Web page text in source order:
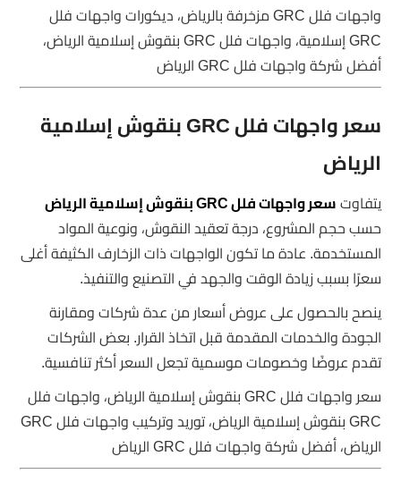
واجهات فلل GRC مزخرفة بالرياض، ديكورات واجهات فلل
GRC إسلامية، واجهات فلل GRC بنقوش إسلامية الرياض،
أفضل شركة واجهات فلل GRC الرياض
سعر واجهات فلل GRC بنقوش إسلامية
الرياض
يتفاوتسعر واجهات فلل GRC بنقوش إسلامية الرياض
حسب حجم المشروع، درجة تعقيد النقوش، ونوعية المواد
المستخدمة. عادة ما تكون الواجهات ذات الزخارف الكثيفة أغلى
سعرًا بسبب زيادة الوقت والجهد في التصنيع والتنفيذ.
ينصح بالحصول على عروض أسعار من عدة شركات ومقارنة
الجودة والخدمات المقدمة قبل اتخاذ القرار. بعض الشركات
تقدم عروضًا وخصومات موسمية تجعل السعر أكثر تنافسية.
سعر واجهات فلل GRC بنقوش إسلامية الرياض، واجهات فلل
GRC بنقوش إسلامية الرياض، توريد وتركيب واجهات فلل GRC
الرياض، أفضل شركة واجهات فلل GRC الرياض